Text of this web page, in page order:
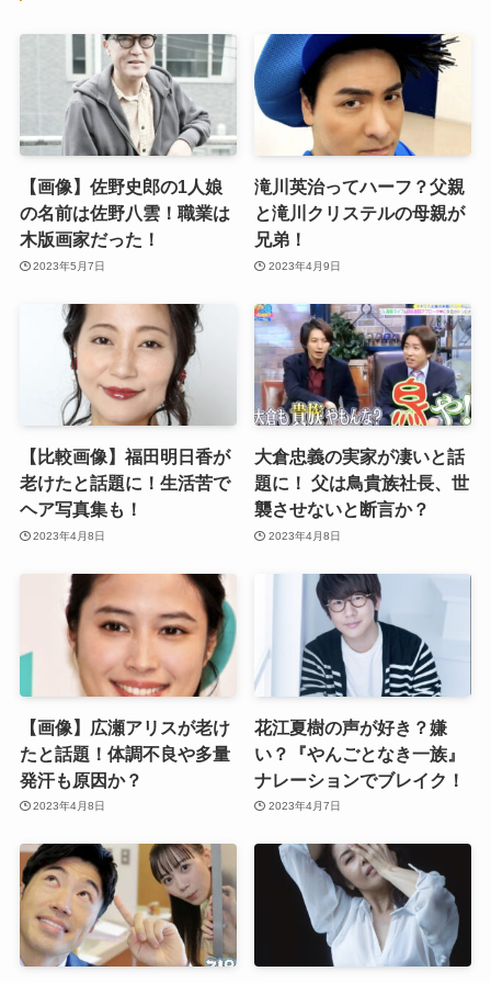
【画像】佐野史郎の1人娘
の名前は佐野八雲！職業は
木版画家だった！
2023年5月7日
滝川英治ってハーフ？父親
と滝川クリステルの母親が
兄弟！
2023年4月9日
【比較画像】福田明日香が
老けたと話題に！生活苦で
ヘア写真集も！
2023年4月8日
大倉忠義の実家が凄いと話
題に！ 父は鳥貴族社長、世
襲させないと断言か？
2023年4月8日
【画像】広瀬アリスが老け
たと話題！体調不良や多量
発汗も原因か？
2023年4月8日
花江夏樹の声が好き？嫌
い？『やんごとなき一族』
ナレーションでブレイク！
2023年4月7日